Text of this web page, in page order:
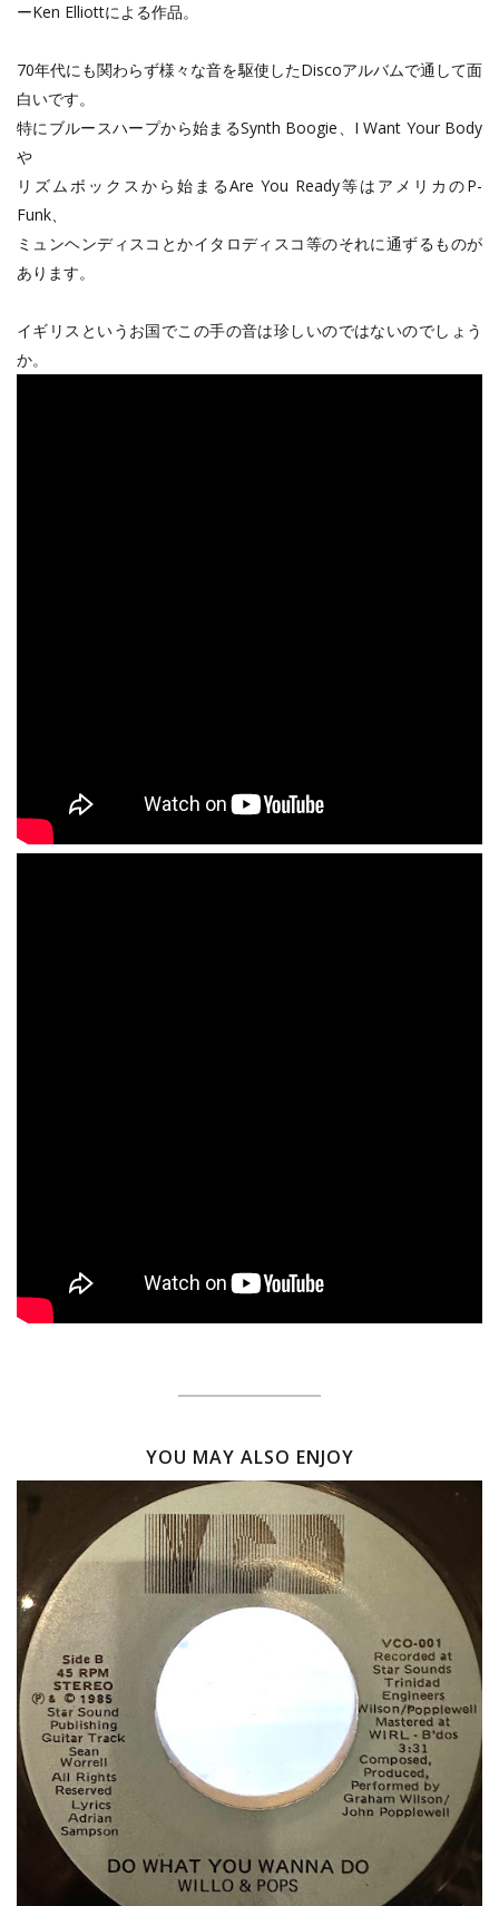
ーKen Elliottによる作品。
70年代にも関わらず様々な音を駆使したDiscoアルバムで通して面
白いです。
特にブルースハープから始まるSynth Boogie、I Want Your Body
や
リズムボックスから始まるAre You Ready等はアメリカのP-
Funk、
ミュンヘンディスコとかイタロディスコ等のそれに通ずるものが
あります。
イギリスというお国でこの手の音は珍しいのではないのでしょう
か。
YOU MAY ALSO ENJOY